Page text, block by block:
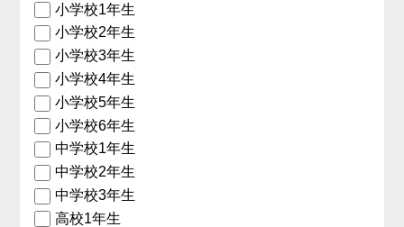
小学校1年生
小学校2年生
小学校3年生
小学校4年生
小学校5年生
小学校6年生
中学校1年生
中学校2年生
中学校3年生
高校1年生